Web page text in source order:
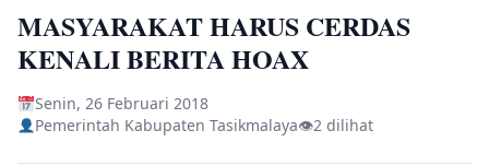
MASYARAKAT HARUS CERDAS
KENALI BERITA HOAX
Senin, 26 Februari 2018
Pemerintah Kabupaten Tasikmalaya👁2 dilihat